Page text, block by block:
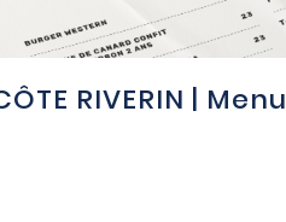
RIVERIN | Menu